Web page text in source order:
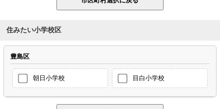
住みたい小学校区
豊島区
朝日小学校 目白小学校